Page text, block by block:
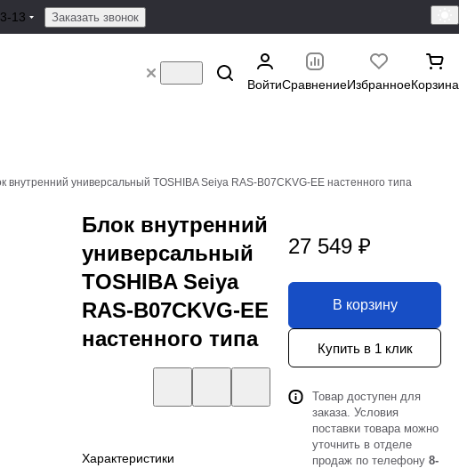
13 Заказать звонок
ВойтиСравнениеИзбранноеКорзина
внутренний универсальный TOSHIBA Seiya RAS-B07CKVG-EE настенного типа
Блок внутренний
универсальный
TOSHIBA Seiya
RAS-B07CKVG-EE
настенного типа
Характеристики
27 549 ₽
В корзину
Купить в 1 клик
Товар доступен для
заказа. Условия
поставки товара можно
уточнить в отделе
продаж по телефону 8-